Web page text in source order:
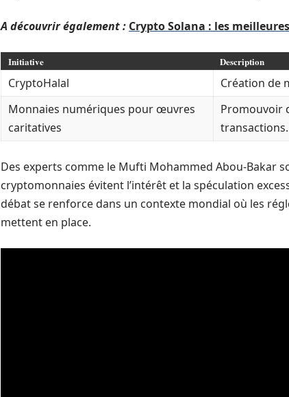
A découvrir également : Crypto Solana : les
Initiative Description
CryptoHalal
Création de
Monnaies numériques pour œuvres
caritatives
Promouvoir
transactions.
Des experts comme le Mufti Mohammed Abou-Bakar
cryptomonnaies évitent l’intérêt et la spéculation
débat se renforce dans un contexte mondial où les
mettent en place.